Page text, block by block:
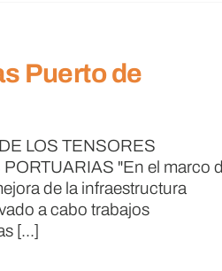
Puerto de
LOS TENSORES
"En el marco
de la infraestructura
a cabo trabajos
[...]